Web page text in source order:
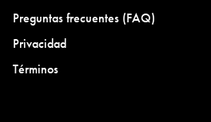
Preguntas frecuentes (FAQ)
Privacidad
Términos